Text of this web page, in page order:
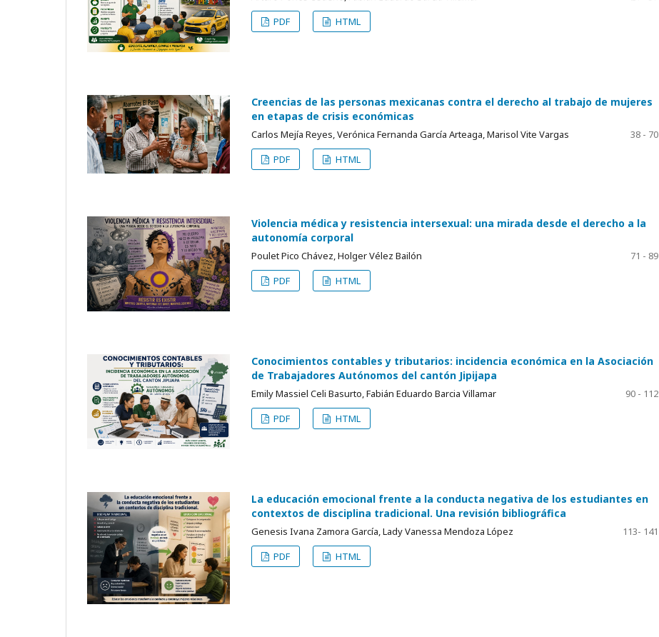
PDF
HTML
Creencias de las personas mexicanas contra el derecho al trabajo de mujeres
en etapas de crisis económicas
Carlos Mejía Reyes, Verónica Fernanda García Arteaga, Marisol Vite Vargas
38 - 70
PDF
HTML
Violencia médica y resistencia intersexual: una mirada desde el derecho a la
autonomía corporal
Poulet Pico Chávez, Holger Vélez Bailón
71 - 89
PDF
HTML
Conocimientos contables y tributarios: incidencia económica en la Asociación
de Trabajadores Autónomos del cantón Jipijapa
Emily Massiel Celi Basurto, Fabián Eduardo Barcia Villamar
90 - 112
PDF
HTML
La educación emocional frente a la conducta negativa de los estudiantes en
contextos de disciplina tradicional. Una revisión bibliográfica
Genesis Ivana Zamora García, Lady Vanessa Mendoza López
113- 141
PDF
HTML